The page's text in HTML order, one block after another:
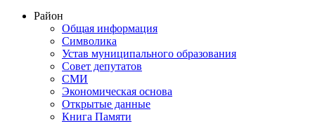
Район
Общая информация
Символика
Устав муниципального образования
Совет депутатов
СМИ
Экономическая основа
Открытые данные
Книга Памяти